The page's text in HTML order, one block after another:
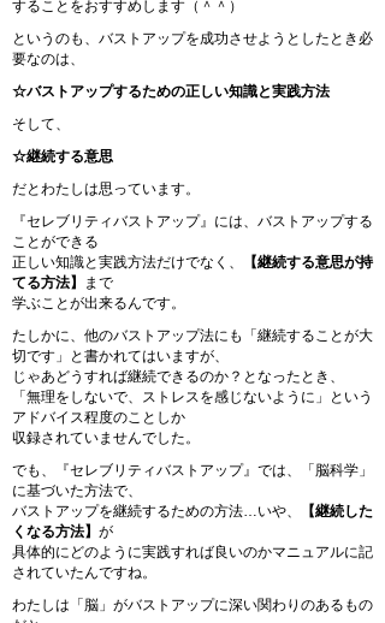
することをおすすめします（＾＾）
というのも、バストアップを成功させようとしたとき必
要なのは、
☆バストアップするための正しい知識と実践方法
そして、
☆継続する意思
だとわたしは思っています。
『セレブリティバストアップ』には、バストアップする
ことができる
正しい知識と実践方法だけでなく、
【継続する意思が持
てる方法】
まで
学ぶことが出来るんです。
たしかに、他のバストアップ法にも「継続することが大
切です」と書かれてはいますが、
じゃあどうすれば継続できるのか？となったとき、
「無理をしないで、ストレスを感じないように」という
アドバイス程度のことしか
収録されていませんでした。
でも、『セレブリティバストアップ』では、「脳科学」
に基づいた方法で、
バストアップを継続するための方法…いや、
【継続した
くなる方法】 が
具体的にどのように実践すれば良いのかマニュアルに記
されていたんですね。
わたしは「脳」がバストアップに深い関わりのあるもの